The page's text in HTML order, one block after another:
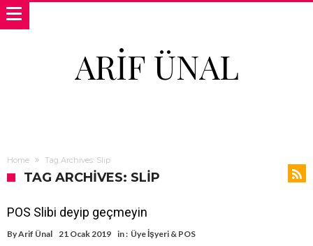
ARIF ÜNAL
Home Tag Archives: Slip
TAG ARCHIVES: SLIP
POS Slibi deyip geçmeyin
ByArif Ünal 21 Ocak 2019 in : Üye İşyeri & POS